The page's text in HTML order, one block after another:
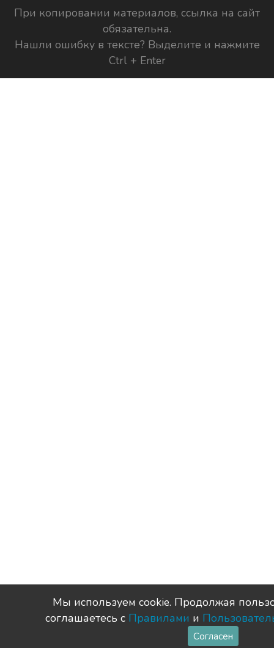
При копировании материалов, ссылка на сайт
обязательна.
Нашли ошибку в тексте? Выделите и нажмите
Ctrl + Enter
Мы используем сookie. Продолжая
соглашаетесь с Правилами и
Согласен